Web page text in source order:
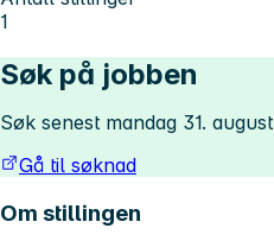
1
Søk på jobben
Søk senest mandag 31. august
Gå til søknad
Om stillingen